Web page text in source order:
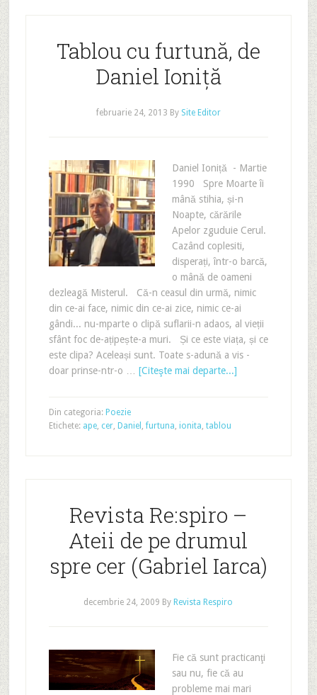
Tablou cu furtună, de
Daniel Ioniță
februarie 24, 2013 By Site Editor
Daniel Ioniță - Martie
1990 Spre Moarte îi
mână stihia, și-n
Noapte, cărările
Apelor zguduie Cerul.
Cazând coplesiti,
disperați, într-o barcă,
o mână de oameni
dezleagă Misterul. Că-n ceasul din urmă, nimic
din ce-ai face, nimic din ce-ai zice, nimic ce-ai
gândi... nu-mparte o clipă suflarii-n adaos, al vieții
sfânt foc de-ațipește-a muri. Și ce este viața, și ce
este clipa? Aceleași sunt. Toate s-adună a vis -
doar prinse-ntr-o … [Citeşte mai departe...]
Din categoria: Poezie
Etichete: ape, cer, Daniel ,furtuna, ionita, tablou
Revista Re:spiro –
Ateii de pe drumul
spre cer (Gabriel Iarca)
decembrie 24, 2009 By Revista Respiro
Fie că sunt practicanţi
sau nu, fie că au
probleme mai mari